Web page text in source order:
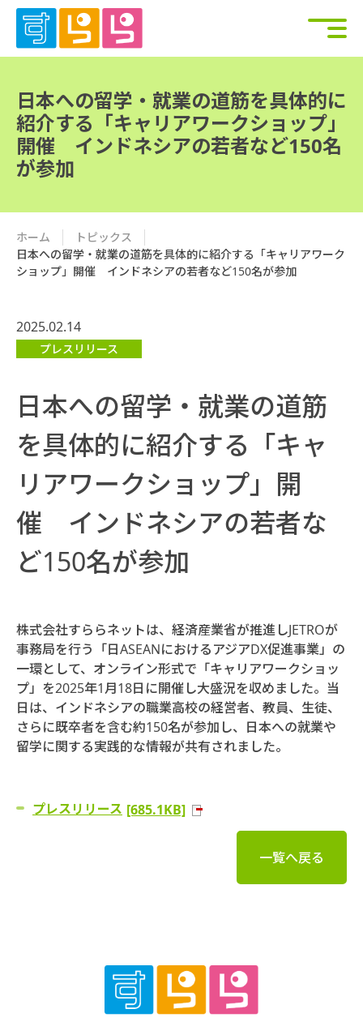
日本への留学・就業の道筋を具体的に
紹介する「キャリアワークショップ」
開催 インドネシアの若者など150名
が参加
ホーム
トピックス
日本への留学・就業の道筋を具体的に紹介する「キャリアワーク
ショップ」開催 インドネシアの若者など150名が参加
2025.02.14
プレスリリース
日本への留学・就業の道筋
を具体的に紹介する「キャ
リアワークショップ」開
催 インドネシアの若者な
ど150名が参加
株式会社すららネットは、経済産業省が推進しJETROが
事務局を行う「日ASEANにおけるアジアDX促進事業」の
一環として、オンライン形式で「キャリアワークショッ
プ」を2025年1月18日に開催し大盛況を収めました。当
日は、インドネシアの職業高校の経営者、教員、生徒、
さらに既卒者を含む約150名が参加し、日本への就業や
留学に関する実践的な情報が共有されました。
プレスリリース [685.1KB]
一覧へ戻る